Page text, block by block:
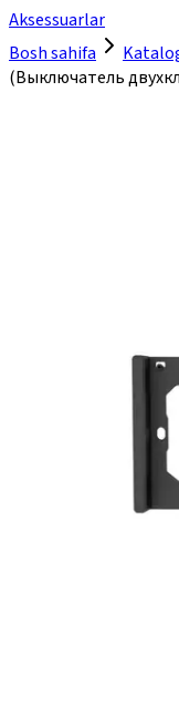
Aksessuarlar
Bosh sahifa
(Выключатель